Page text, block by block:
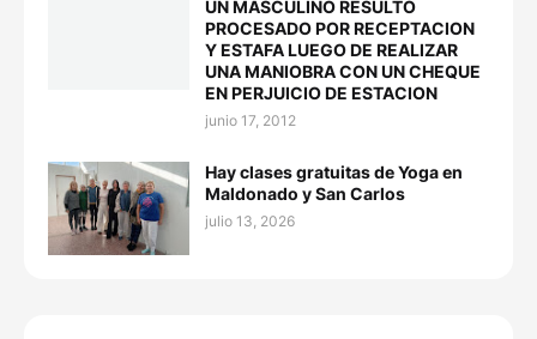
UN MASCULINO RESULTÓ
PROCESADO POR RECEPTACION
Y ESTAFA LUEGO DE REALIZAR
UNA MANIOBRA CON UN CHEQUE
EN PERJUICIO DE ESTACION
junio 17, 2012
Hay clases gratuitas de Yoga en
Maldonado y San Carlos
julio 13, 2026